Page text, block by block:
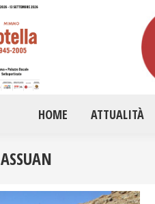
HOME ATTUALITÀ
ASSUAN